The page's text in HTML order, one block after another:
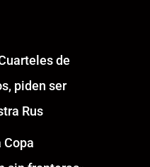
de
piden ser
Rus
Copa